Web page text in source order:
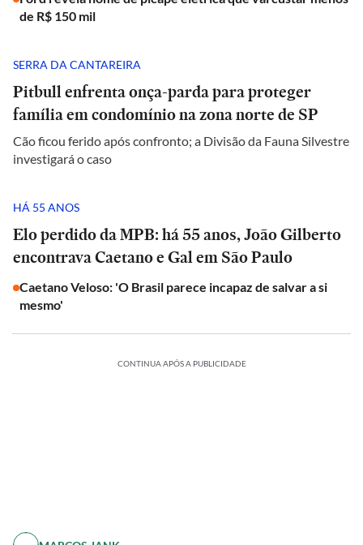
de R$ 150 mil
SERRA DA CANTAREIRA
Pitbull enfrenta onça-parda para proteger
família em condomínio na zona norte de SP
Cão ficou ferido após confronto; a Divisão da Fauna Silvestre
investigará o caso
HÁ 55 ANOS
Elo perdido da MPB: há 55 anos, João Gilberto
encontrava Caetano e Gal em São Paulo
Caetano Veloso: 'O Brasil parece incapaz de salvar a si
mesmo'
CONTINUA APÓS A PUBLICIDADE